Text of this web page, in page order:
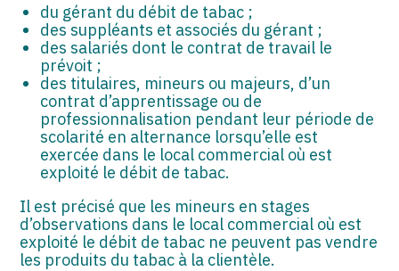
du gérant du débit de tabac ;
des suppléants et associés du gérant ;
des salariés dont le contrat de travail le
prévoit ;
des titulaires, mineurs ou majeurs, d’un
contrat d’apprentissage ou de
professionnalisation pendant leur période de
scolarité en alternance lorsqu’elle est
exercée dans le local commercial où est
exploité le débit de tabac.
Il est précisé que les mineurs en stages
d’observations dans le local commercial où est
exploité le débit de tabac ne peuvent pas vendre
les produits du tabac à la clientèle.